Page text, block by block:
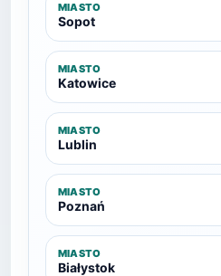
MIASTO
Sopot
MIASTO
Katowice
MIASTO
Lublin
MIASTO
Poznań
MIASTO
Białystok